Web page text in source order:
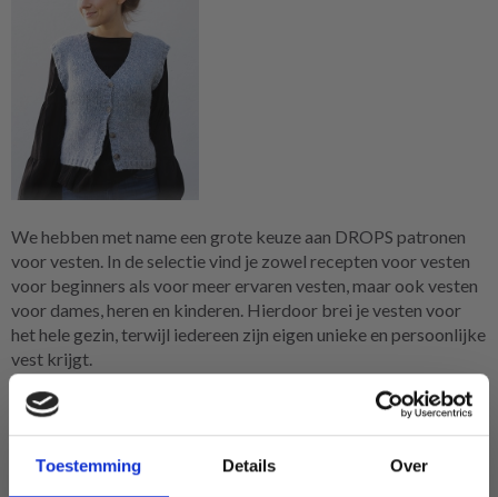
Toestemming Details Over
We hebben met name een grote keuze aan DROPS patronen
voor vesten. In de selectie vind je zowel recepten voor vesten
voor beginners als voor meer ervaren vesten, maar ook vesten
voor dames, heren en kinderen. Hierdoor brei je vesten voor
het hele gezin, terwijl iedereen zijn eigen unieke en persoonlijke
vest krijgt.
Onder de DROPS patronen zijn de garens die voor het project
worden gebruikt heel verschillend. Sommige vesten zijn
gebreid van zuivere wol, wat een warm en lekker vest geeft.
Anderen worden gebreid in een wolmix, vaak in combinatie